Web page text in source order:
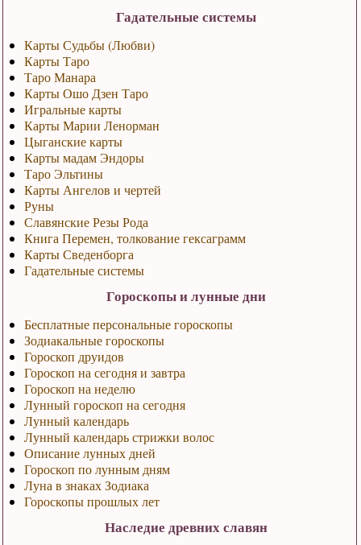
Гадательные системы
Карты Судьбы (Любви)
Карты Таро
Таро Манара
Карты Ошо Дзен Таро
Игральные карты
Карты Марии Ленорман
Цыганские карты
Карты мадам Эндоры
Таро Эльтины
Карты Ангелов и чертей
Руны
Славянские Резы Рода
Книга Перемен, толкование гексаграмм
Карты Сведенборга
Гадательные системы
Гороскопы и лунные дни
Бесплатные персональные гороскопы
Зодиакальные гороскопы
Гороскоп друидов
Гороскоп на сегодня и завтра
Гороскоп на неделю
Лунный гороскоп на сегодня
Лунный календарь
Лунный календарь стрижки волос
Описание лунных дней
Гороскоп по лунным дням
Луна в знаках Зодиака
Гороскопы прошлых лет
Наследие древних славян